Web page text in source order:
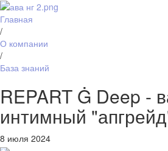
Главная
/
О компании
/
База знаний
REPART Ġ Deep -
интимный
8 июля 2024